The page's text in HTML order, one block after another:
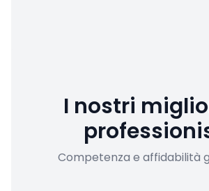
I nostri
Competenza e affidabilità